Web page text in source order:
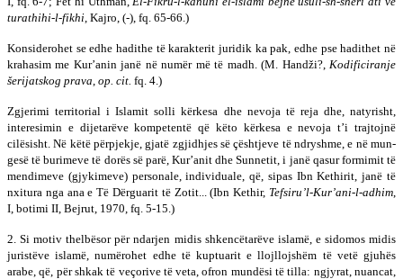
turathihi-l-fikhi , Kajro, (-), fq. 65-66.)
Konsiderohet se edhe hadithe të karakterit juridik ka pak, edhe pse hadithet në
krahasim me Kur’anin janë në nu­mër më të madh. (M. Handži?, Kodificiranje
šerijatskog prava op. cit. fq. 4.)
Zgjerimi territorial i Islamit solli kërkesa dhe nevoja të reja dhe, natyrisht,
interesimin e dijetarëve kom­pe­ten­të që këto kërkesa e nevoja t’i trajtojnë
cilësisht. Në këtë për­­pje­kje, gjatë zgjidhjes së çështjeve të ndryshme, e në mun­
gesë të burimeve të dorës së parë, Kur’anit dhe Sunnetit, i janë qa­sur formimit të
mendimeve (gjykimeve) personale, in­di­vi­duale, që, sipas Ibn Kethirit, janë të
nxitura nga ana e Të Dërguarit të Zotit... (Ibn Kethir, Tefsiru’l-Kur’ani-l-adhim
I, botimi II, Bejrut, 1970, fq. 5-15.)
2. Si motiv thelbësor për ndarjen midis shken­cë­ta­rë­ve islamë, e sidomos midis
juristëve islamë, numërohet edhe të kuptuarit e llojllojshëm të vetë gjuhës
arabe, që, për shkak të veçorive të veta, ofron mundësi të tilla: ngjy­rat, nuancat,